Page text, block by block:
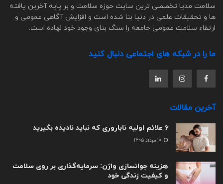
سلامت مدیا تخصصی ترین سایت حوزه سلامت و بر پایه آخرین یافته
ها و تحقیقات علمی در دنیا بنا شده است و افزایش آگاهی عمومی و
ارتقاء سلامت عمومی جامعه را سنگ بنای وجود خود نهاده است.
ما را در شبکه های اجتماعی دنبال کنید
آخرین مقالات
6 علائم اولیه ناباروری که نباید نادیده بگیرید
هزینه جوانسازی واژن: سرمایه‌گذاری بر روی سلامت
و کیفیت زندگی خود